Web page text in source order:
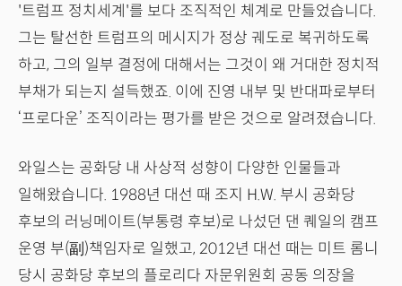
'트럼프 정치세계'를 보다 조직적인 체계로 만들었습니다.
그는 탈선한 트럼프의 메시지가 정상 궤도로 복귀하도록
하고, 그의 일부 결정에 대해서는 그것이 왜 거대한 정치적
부채가 되는지 설득했죠. 이에 진영 내부 및 반대파로부터
‘프로다운’ 조직이라는 평가를 받은 것으로 알려졌습니다.
와일스는 공화당 내 사상적 성향이 다양한 인물들과
일해왔습니다. 1988년 대선 때 조지 H.W. 부시 공화당
후보의 러닝메이트(부통령 후보)로 나섰던 댄 퀘일의 캠프
운영 부(副)책임자로 일했고, 2012년 대선 때는 미트 롬니
당시 공화당 후보의 플로리다 자문위원회 공동 의장을